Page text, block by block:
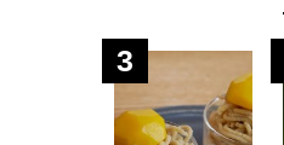
物の改善・身
体の変化につ
いてお話しし
ます。
3